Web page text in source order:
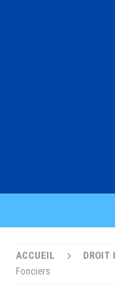
ACCUEIL DROIT
Fonciers